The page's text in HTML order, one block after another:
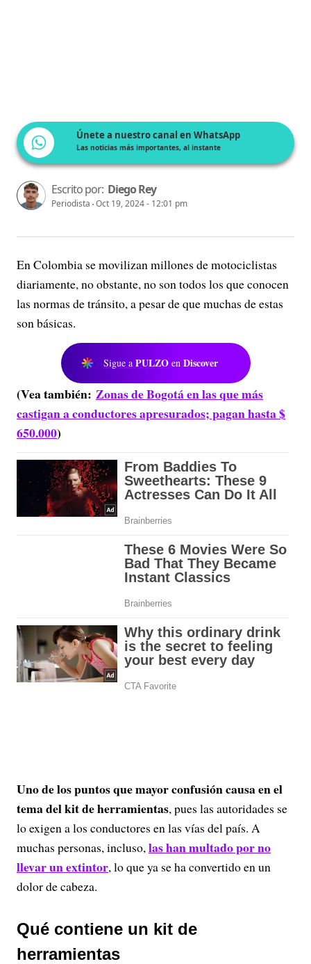
Únete a nuestro canal en WhatsApp
Las noticias más importantes, al instante
Escrito por: Diego Rey
Periodista Oct 19, 2024 - 12:01 pm
En Colombia se movilizan millones de motociclistas
diariamente, no obstante, no son todos los que conocen
las normas de tránsito, a pesar de que muchas de estas
son básicas.
Sigue a PULZO en Discover
(Vea también: Zonas de Bogotá en las que más
castigan a conductores apresurados; pagan hasta $
650.000)
Uno de los puntos que mayor confusión causa en el
tema del kit de herramientas, pues las autoridades se
lo exigen a los conductores en las vías del país. A
muchas personas, incluso,las han multado por no
llevar un extintor, lo que ya se ha convertido en un
dolor de cabeza.
Qué contiene un kit de
herramientas